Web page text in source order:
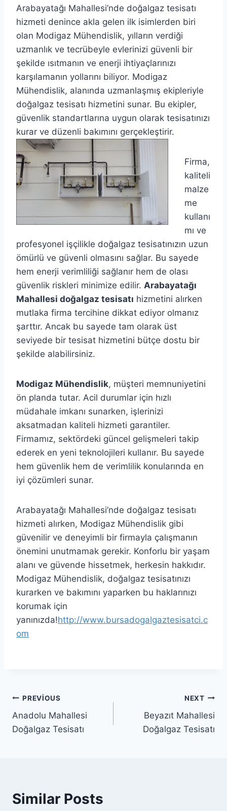
Arabayatağı Mahallesi’nde doğalgaz tesisatı
hizmeti denince akla gelen ilk isimlerden biri
olan Modigaz Mühendislik, yılların verdiği
uzmanlık ve tecrübeyle evlerinizi güvenli bir
şekilde ısıtmanın ve enerji ihtiyaçlarınızı
karşılamanın yollarını biliyor. Modigaz
Mühendislik, alanında uzmanlaşmış ekipleriyle
doğalgaz tesisatı hizmetini sunar. Bu ekipler,
güvenlik standartlarına uygun olarak tesisatınızı
kurar ve düzenli bakımını gerçekleştirir.
Firma,
kaliteli
malze
me
kullanı
mı ve
profesyonel işçilikle doğalgaz tesisatınızın uzun
ömürlü ve güvenli olmasını sağlar. Bu sayede
hem enerji verimliliği sağlanır hem de olası
güvenlik riskleri minimize edilir. Arabayatağı
Mahallesi doğalgaz tesisatı hizmetini alırken
mutlaka firma tercihine dikkat ediyor olmanız
şarttır. Ancak bu sayede tam olarak üst
seviyede bir tesisat hizmetini bütçe dostu bir
şekilde alabilirsiniz.
Modigaz Mühendislik, müşteri memnuniyetini
ön planda tutar. Acil durumlar için hızlı
müdahale imkanı sunarken, işlerinizi
aksatmadan kaliteli hizmeti garantiler.
Firmamız, sektördeki güncel gelişmeleri takip
ederek en yeni teknolojileri kullanır. Bu sayede
hem güvenlik hem de verimlilik konularında en
iyi çözümleri sunar.
Arabayatağı Mahallesi’nde doğalgaz tesisatı
hizmeti alırken, Modigaz Mühendislik gibi
güvenilir ve deneyimli bir firmayla çalışmanın
önemini unutmamak gerekir. Konforlu bir yaşam
alanı ve güvende hissetmek, herkesin hakkıdır.
Modigaz Mühendislik, doğalgaz tesisatınızı
kurarken ve bakımını yaparken bu haklarınızı
korumak için
yanınızda!http://www.bursadogalgaztesisatci.c
om
Yazı
gezinmesi
PREVIOUS
Anadolu Mahallesi
Doğalgaz Tesisatı
NEXT
Beyazıt Mahallesi
Doğalgaz Tesisatı
Similar Posts